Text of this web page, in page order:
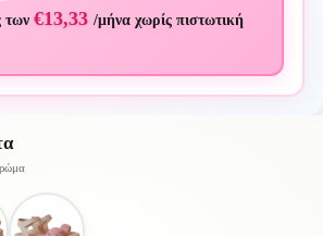
των €13,33 /μήνα χωρίς πιστωτική